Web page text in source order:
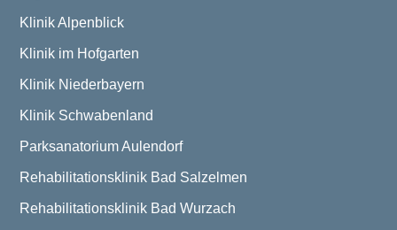
Klinik Alpenblick
Klinik im Hofgarten
Klinik Niederbayern
Klinik Schwabenland
Parksanatorium Aulendorf
Rehabilitationsklinik Bad Salzelmen
Rehabilitationsklinik Bad Wurzach